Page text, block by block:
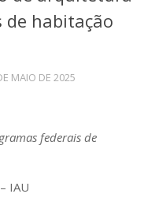
de habitação
MAIO DE 2025
federais de
IAU